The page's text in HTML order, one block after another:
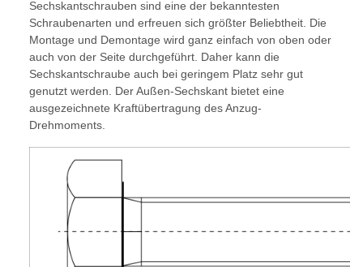
Sechskantschrauben sind eine der bekanntesten
Schraubenarten und erfreuen sich größter Beliebtheit. Die
Montage und Demontage wird ganz einfach von oben oder
auch von der Seite durchgeführt. Daher kann die
Sechskantschraube auch bei geringem Platz sehr gut
genutzt werden. Der Außen-Sechskant bietet eine
ausgezeichnete Kraftübertragung des Anzug-
Drehmoments.